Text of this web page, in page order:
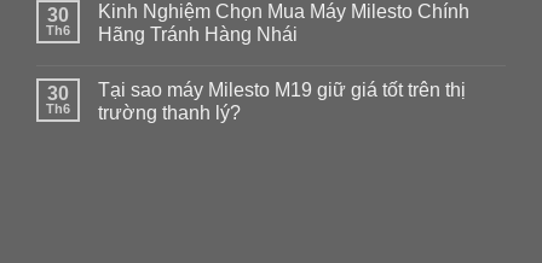
và
máy
xay
đôi
hoàn
hảo
Máy
Pha
Cà
M18
Chính
Hãng
bình
luận
ở
Chọn
Máy
Xay
30
Th6
Kinh Nghiệm Chọn Mua Máy Milesto Chính
Hãng Tránh Hàng Nhái
bình
luận
ở
30
Th6
Tại sao máy Milesto M19 giữ giá tốt trên thị
trường thanh lý?